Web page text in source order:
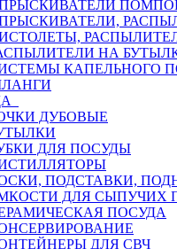
НА
КАПЕЛЬНОГО
ДУБОВЫЕ
ДЛЯ ПОСУДЫ
ПОДСТАВКИ,
ДЛЯ СЫПУЧИХ
ПОСУДА
ДЛЯ СВЧ